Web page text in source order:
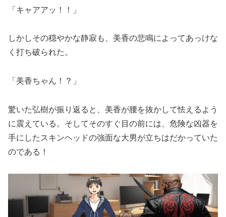
「キャアアッ！！」
しかしその穏やかな静寂も、美香の悲鳴によってあっけな
く打ち破られた。
「美香ちゃん！？」
驚いた弘樹が振り返ると、美香が腰を抜かして怯えるよう
に震えている。そしてそのすぐ目の前には、危険な凶器を
手にしたスキンヘッドの強面な大男が立ちはだかっていた
のである！